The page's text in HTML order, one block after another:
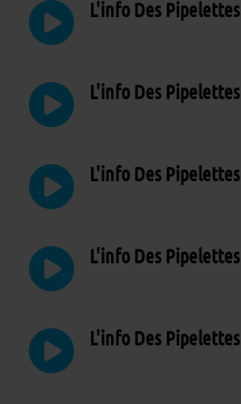
L'info Des Pipelettes
L'info Des Pipelettes
L'info Des Pipelettes
L'info Des Pipelettes
L'info Des Pipelettes